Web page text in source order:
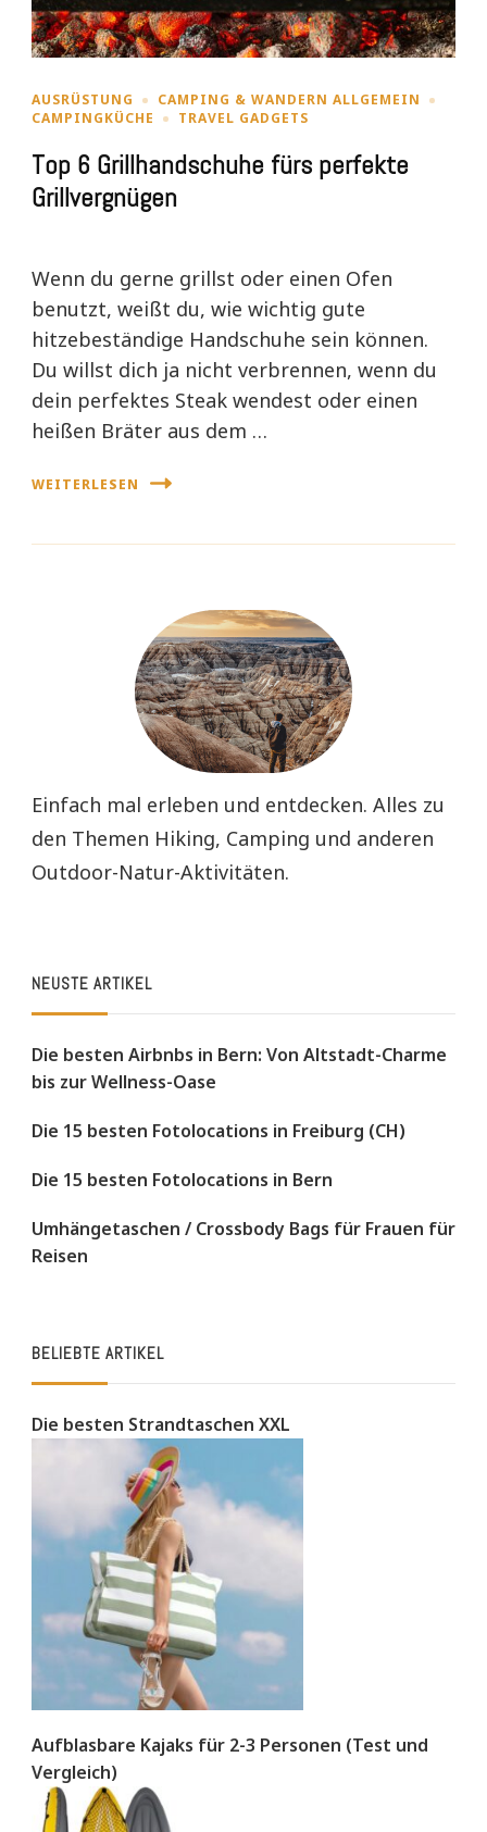
AUSRÜSTUNG
CAMPING & WANDERN ALLGEMEIN
CAMPINGKÜCHE
TRAVEL GADGETS
Top 6 Grillhandschuhe fürs perfekte
Grillvergnügen
Wenn du gerne grillst oder einen Ofen
benutzt, weißt du, wie wichtig gute
hitzebeständige Handschuhe sein können.
Du willst dich ja nicht verbrennen, wenn du
dein perfektes Steak wendest oder einen
heißen Bräter aus dem …
WEITERLESEN
Einfach mal erleben und entdecken. Alles zu
den Themen Hiking, Camping und anderen
Outdoor-Natur-Aktivitäten.
NEUSTE ARTIKEL
Die besten Airbnbs in Bern: Von Altstadt-Charme
bis zur Wellness-Oase
Die 15 besten Fotolocations in Freiburg (CH)
Die 15 besten Fotolocations in Bern
Umhängetaschen / Crossbody Bags für Frauen für
Reisen
BELIEBTE ARTIKEL
Die besten Strandtaschen XXL
Aufblasbare Kajaks für 2-3 Personen (Test und
Vergleich)